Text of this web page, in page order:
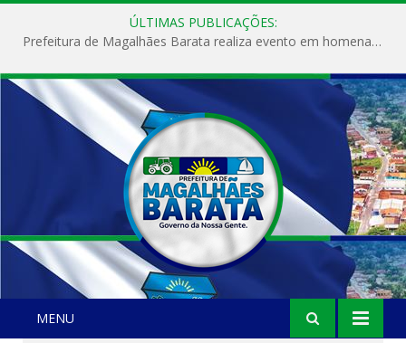
ÚLTIMAS PUBLICAÇÕES:
Prefeitura de Magalhães Barata realiza evento em homenagem ao Dia Internacional da Mulher
MENU